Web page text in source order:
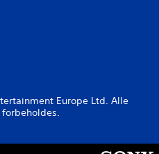
Europe Ltd. Alle